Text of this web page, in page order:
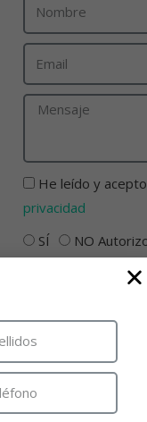
He leído y
privacidad
SÍ
NO
tratamiento de
que pueda
información sobre
iniciativas o
en marcha y que